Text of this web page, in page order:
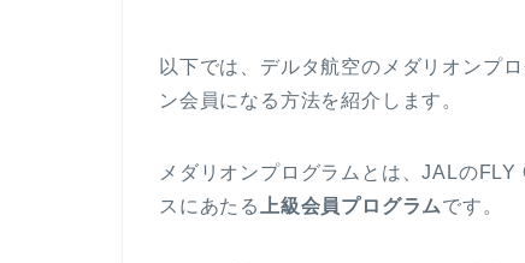
以下では、デルタ航空のメダリオンプ
ン会員になる方法を紹介します。
メダリオンプログラムとは、JALの
スにあたる
上級会員プログラムです。